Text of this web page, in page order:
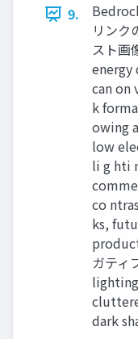
9.
リンク
スト画
energy
can on
k
owing
low
li g hti
co
ks,
ガティ
dark